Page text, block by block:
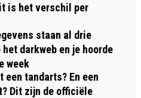
is het verschil per
staan al drie
het darkweb en je hoorde
week
een tandarts? En een
Dit zijn de officiële